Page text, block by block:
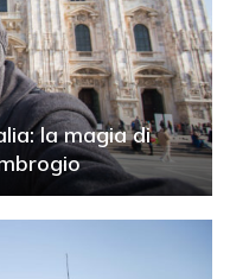
la magia di